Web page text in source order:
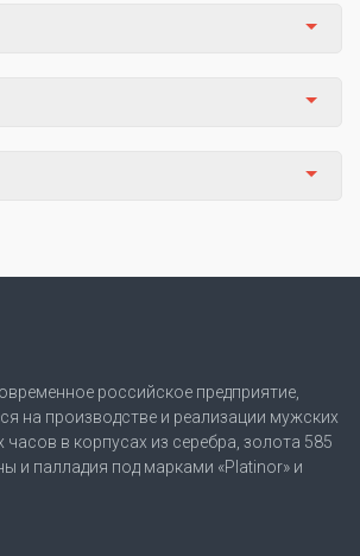
российское предприятие,
на производстве и реализации мужских
часов в корпусах из серебра, золота 585
и палладия под марками «Platinor» и